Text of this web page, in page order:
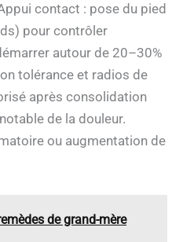
contact : pose du pied
pour contrôler
autour de 20–30%
tolérance et radios de
après consolidation
de la douleur.
ou augmentation de
de grand-mère